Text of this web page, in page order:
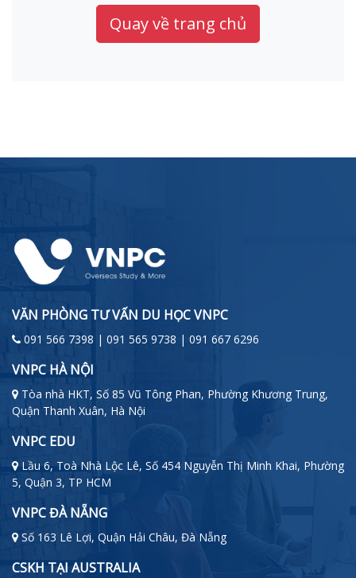
Quay về trang chủ
VĂN PHÒNG TƯ VẤN DU HỌC VNPC
091 566 7398 | 091 565 9738 | 091 667 6296
VNPC HÀ NỘI
Tòa nhà HKT, Số 85 Vũ Tông Phan, Phường Khương Trung,
Quận Thanh Xuân, Hà Nội
VNPC EDU
Lầu 6, Toà Nhà Lộc Lê, Số 454 Nguyễn Thị Minh Khai, Phường
5, Quận 3, TP HCM
VNPC ĐÀ NẴNG
Số 163 Lê Lợi, Quận Hải Châu, Đà Nẵng
CSKH TẠI AUSTRALIA